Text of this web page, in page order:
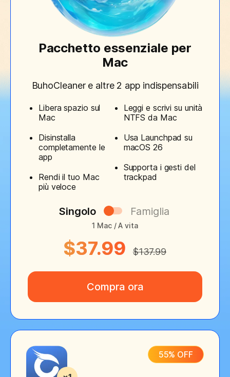
Pacchetto essenziale per
Mac
BuhoCleaner e altre 2 app indispensabili
Libera spazio sul
Mac
Disinstalla
completamente le
app
Rendi il tuo Mac
più veloce
Leggi e scrivi su unità
NTFS da Mac
Usa Launchpad su
macOS 26
Supporta i gesti del
trackpad
Singolo Famiglia
1 Mac / A vita
$37.99 $137.99
Compra ora
55% OFF